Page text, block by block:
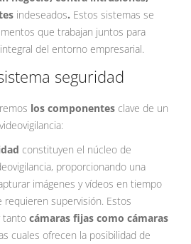
indeseados. Estos sistemas se
que trabajan juntos para
del entorno empresarial.
seguridad
los componentes clave de un
constituyen el núcleo de
proporcionando una
imágenes y vídeos en tiempo
requieren supervisión. Estos
tanto cámaras fijas como cámaras
cuales ofrecen la posibilidad de